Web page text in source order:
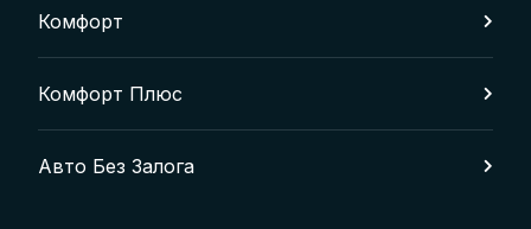
Комфорт
Комфорт Плюс
Авто Без Залога